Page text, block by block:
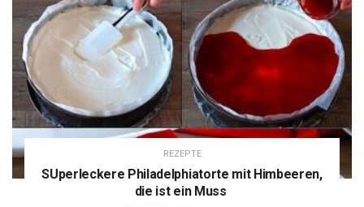
REZEPTE
SUperleckere Philadelphiatorte mit Himbeeren,
die ist ein Muss